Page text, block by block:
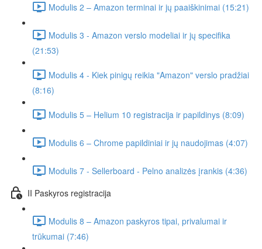
Modulis 2 – Amazon terminai ir jų paaiškinimai (15:21)
Modulis 3 - Amazon verslo modeliai ir jų specifika
(21:53)
Modulis 4 - Kiek pinigų reikia "Amazon" verslo pradžiai
(8:16)
Modulis 5 – Helium 10 registracija ir papildinys (8:09)
Modulis 6 – Chrome papildiniai ir jų naudojimas (4:07)
Modulis 7 - Sellerboard - Pelno analizės įrankis (4:36)
II Paskyros registracija
Modulis 8 – Amazon paskyros tipai, privalumai ir
trūkumai (7:46)